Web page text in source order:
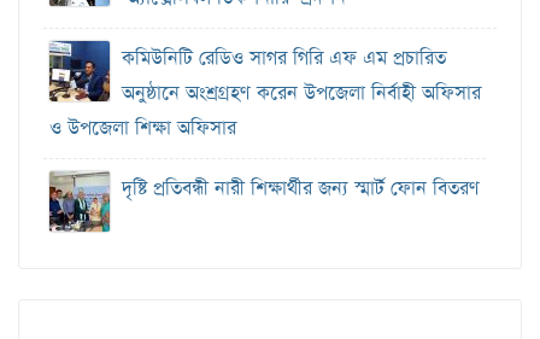
কমিউনিটি রেডিও সাগর গিরি এফ এম প্রচারিত
অনুষ্ঠানে অংশ্রগ্রহণ করেন উপজেলা নির্বাহী অফিসার
ও উপজেলা শিক্ষা অফিসার
দৃষ্টি প্রতিবন্ধী নারী শিক্ষার্থীর জন্য স্মার্ট ফোন বিতরণ